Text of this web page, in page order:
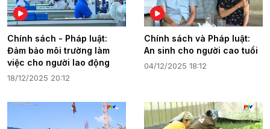
Chính sách - Pháp luật:
Đảm bảo môi trường làm
việc cho người lao động
18/12/2025 20:12
Chính sách và Pháp luật:
An sinh cho người cao tuổi
04/12/2025 18:12